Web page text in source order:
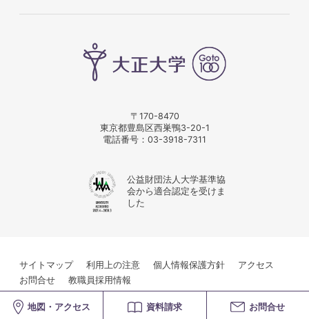
〒170-8470
東京都豊島区西巣鴨3-20-1
電話番号： 03-3918-7311
公益財団法人大学基準協
会から適合認定を受けま
した
サイトマップ 利用上の注意 個人情報保護方針
アクセス
お問合せ
教職員採用情報
地図・アクセス 資料請求 お問合せ